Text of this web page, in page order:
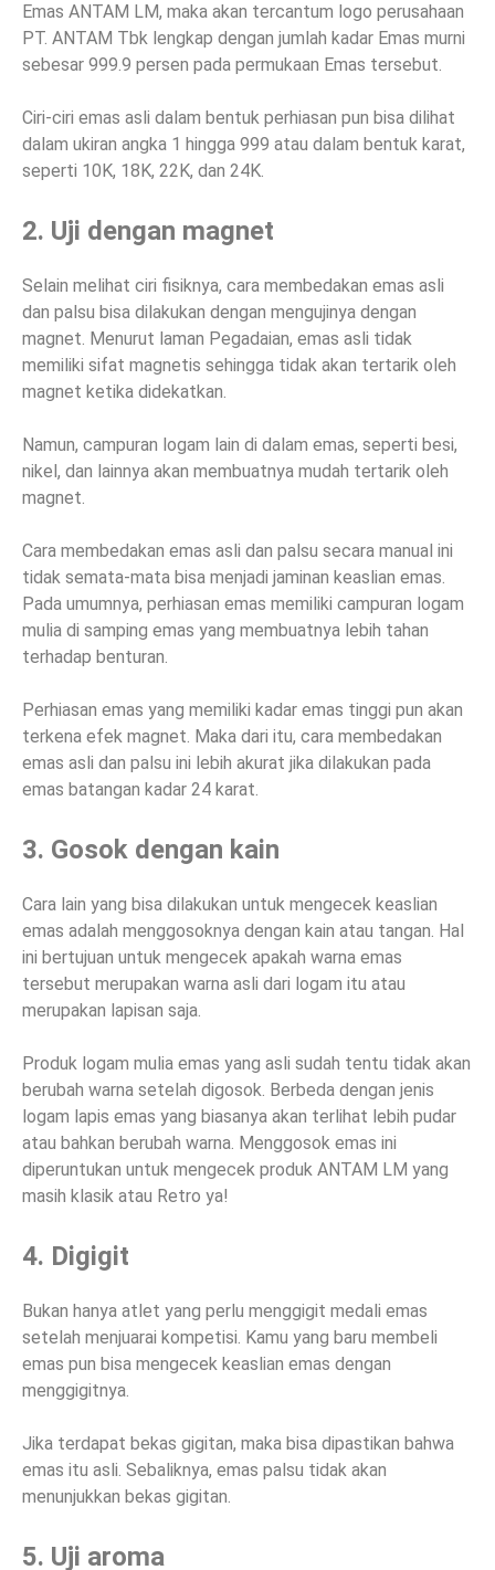
Emas ANTAM LM, maka akan tercantum logo perusahaan
PT. ANTAM Tbk lengkap dengan jumlah kadar Emas murni
sebesar 999.9 persen pada permukaan Emas tersebut.
Ciri-ciri emas asli dalam bentuk perhiasan pun bisa dilihat
dalam ukiran angka 1 hingga 999 atau dalam bentuk karat,
seperti 10K, 18K, 22K, dan 24K.
2. Uji dengan magnet
Selain melihat ciri fisiknya, cara membedakan emas asli
dan palsu bisa dilakukan dengan mengujinya dengan
magnet. Menurut laman Pegadaian, emas asli tidak
memiliki sifat magnetis sehingga tidak akan tertarik oleh
magnet ketika didekatkan.
Namun, campuran logam lain di dalam emas, seperti besi,
nikel, dan lainnya akan membuatnya mudah tertarik oleh
magnet.
Cara membedakan emas asli dan palsu secara manual ini
tidak semata-mata bisa menjadi jaminan keaslian emas.
Pada umumnya, perhiasan emas memiliki campuran logam
mulia di samping emas yang membuatnya lebih tahan
terhadap benturan.
Perhiasan emas yang memiliki kadar emas tinggi pun akan
terkena efek magnet. Maka dari itu, cara membedakan
emas asli dan palsu ini lebih akurat jika dilakukan pada
emas batangan kadar 24 karat.
3. Gosok dengan kain
Cara lain yang bisa dilakukan untuk mengecek keaslian
emas adalah menggosoknya dengan kain atau tangan. Hal
ini bertujuan untuk mengecek apakah warna emas
tersebut merupakan warna asli dari logam itu atau
merupakan lapisan saja.
Produk logam mulia emas yang asli sudah tentu tidak akan
berubah warna setelah digosok. Berbeda dengan jenis
logam lapis emas yang biasanya akan terlihat lebih pudar
atau bahkan berubah warna. Menggosok emas ini
diperuntukan untuk mengecek produk ANTAM LM yang
masih klasik atau Retro ya!
4. Digigit
Bukan hanya atlet yang perlu menggigit medali emas
setelah menjuarai kompetisi. Kamu yang baru membeli
emas pun bisa mengecek keaslian emas dengan
menggigitnya.
Jika terdapat bekas gigitan, maka bisa dipastikan bahwa
emas itu asli. Sebaliknya, emas palsu tidak akan
menunjukkan bekas gigitan.
5. Uji aroma